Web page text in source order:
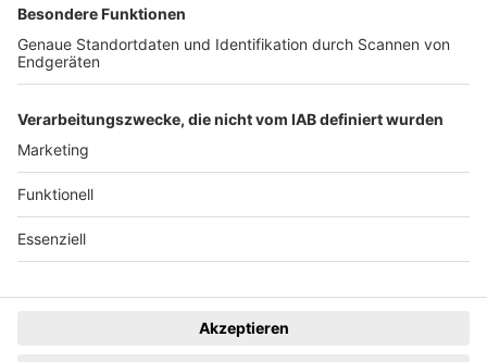
News
Lokales
Sport
Ein Unternehmen der